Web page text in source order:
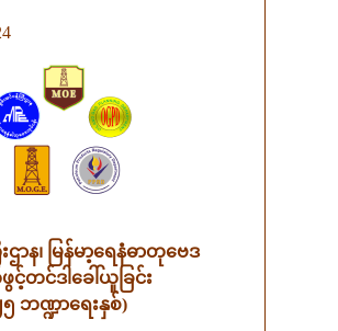
ာန၊ မြန်မာ့ရေနံဓာတုဗေဒ
တင်ဒါခေါ်ယူခြင်း
ဘဏ္ဍာရေးနှစ်)